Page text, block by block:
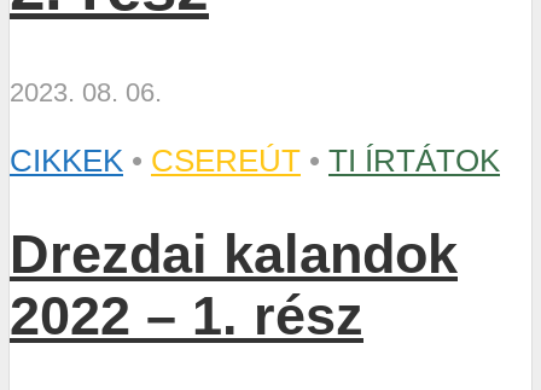
2023. 08. 06.
CIKKEK • CSEREÚT • TI ÍRTÁTOK
Drezdai kalandok
2022 – 1. rész